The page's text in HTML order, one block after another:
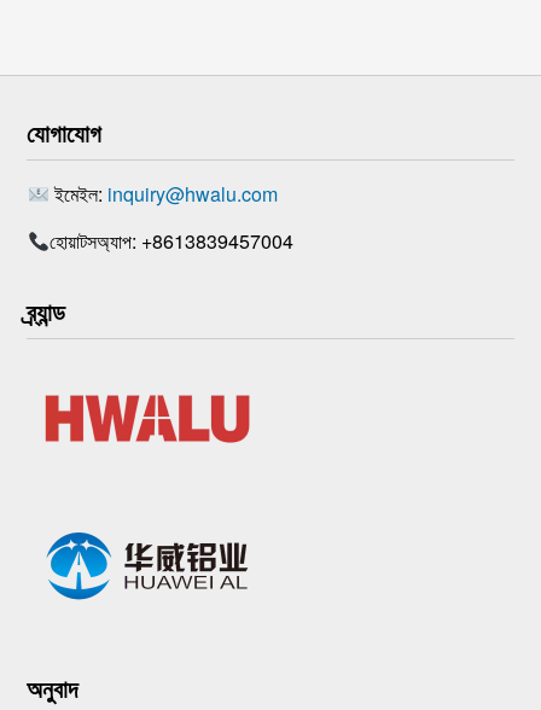
যোগাযোগ
ইমেইল: inquiry@hwalu.com
হোয়াটসঅ্যাপ: +8613839457004
ব্র্যান্ড
অনুবাদ